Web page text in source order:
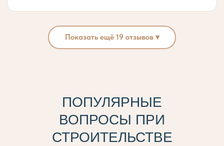
Показать ещё 19 отзывов ▾
ПОПУЛЯРНЫЕ
ВОПРОСЫ ПРИ
СТРОИТЕЛЬСТВЕ